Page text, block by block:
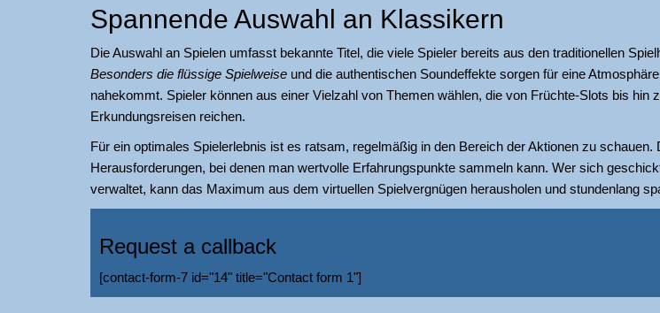
Spannende Auswahl an Klassikern
Die Auswahl an Spielen umfasst bekannte Titel, die viele Spieler bereits aus den traditionellen
Besonders die flüssige Spielweise und die authentischen Soundeffekte sorgen für eine
nahekommt. Spieler können aus einer Vielzahl von Themen wählen, die von Früchte-Slots bis hin
Erkundungsreisen reichen.
Für ein optimales Spielerlebnis ist es ratsam, regelmäßig in den Bereich der Aktionen zu schauen.
Herausforderungen, bei denen man wertvolle Erfahrungspunkte sammeln kann. Wer sich
verwaltet, kann das Maximum aus dem virtuellen Spielvergnügen herausholen und stundenlang
Request a callback
[contact-form-7 id="14" title="Contact form 1"]